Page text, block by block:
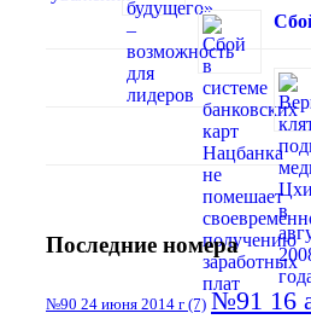
Последние номера
№90 24 июня 2014 г (7) №91 16